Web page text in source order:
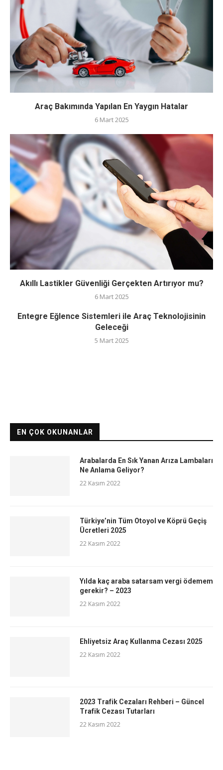
Araç Bakımında Yapılan En Yaygın Hatalar
6 Mart 2025
Akıllı Lastikler Güvenliği Gerçekten Artırıyor mu?
6 Mart 2025
Entegre Eğlence Sistemleri ile Araç Teknolojisinin
Geleceği
5 Mart 2025
EN ÇOK OKUNANLAR
Arabalarda En Sık Yanan Arıza Lambaları
Ne Anlama Geliyor?
22 Kasım 2022
Türkiye’nin Tüm Otoyol ve Köprü Geçiş
Ücretleri 2025
22 Kasım 2022
Yılda kaç araba satarsam vergi ödemem
gerekir? – 2023
22 Kasım 2022
Ehliyetsiz Araç Kullanma Cezası 2025
22 Kasım 2022
2023 Trafik Cezaları Rehberi – Güncel
Trafik Cezası Tutarları
22 Kasım 2022